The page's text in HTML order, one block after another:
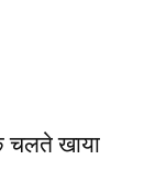
चलते खाया